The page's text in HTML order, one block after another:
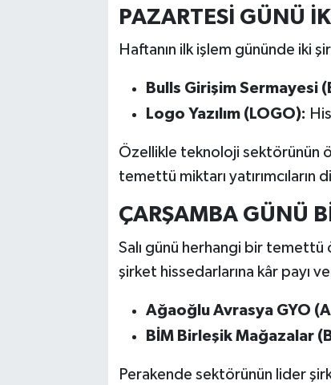
PAZARTESİ GÜNÜ
Haftanın ilk işlem gününde iki
Bulls Girişim Sermayesi
Logo Yazılım (LOGO):
Özellikle teknoloji sektörünün
temettü miktarı yatırımcıların
ÇARŞAMBA GÜNÜ
Salı günü herhangi bir
şirket hissedarlarına kâr payı
Ağaoğlu Avrasya GYO
BİM Birleşik Mağazalar
Perakende sektörünün lider